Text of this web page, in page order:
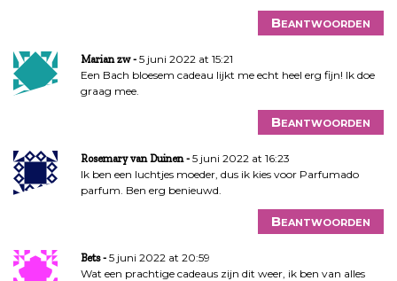
Beantwoorden
Marian zw
5 juni 2022 at 15:21
Een Bach bloesem cadeau lijkt me echt heel erg fijn! Ik doe
graag mee.
Beantwoorden
Rosemary van Duinen
5 juni 2022 at 16:23
Ik ben een luchtjes moeder, dus ik kies voor Parfumado
parfum. Ben erg benieuwd.
Beantwoorden
Bets
5 juni 2022 at 20:59
Wat een prachtige cadeaus zijn dit weer, ik ben van alles